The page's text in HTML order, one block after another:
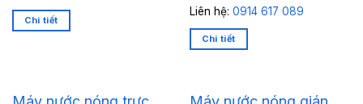
Chi tiết
Liên hệ: 0914 617 089
Chi tiết